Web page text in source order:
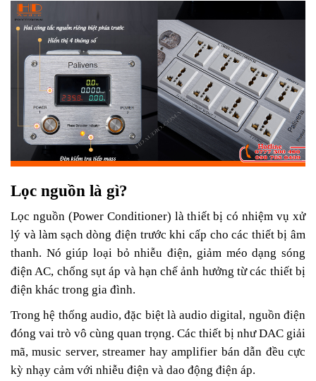
Lọc nguồn là gì?
Lọc nguồn (Power Conditioner) là thiết bị có nhiệm vụ xử
lý và làm sạch dòng điện trước khi cấp cho các thiết bị âm
thanh. Nó giúp loại bỏ nhiễu điện, giảm méo dạng sóng
điện AC, chống sụt áp và hạn chế ảnh hưởng từ các thiết bị
điện khác trong gia đình.
Trong hệ thống audio, đặc biệt là audio digital, nguồn điện
đóng vai trò vô cùng quan trọng. Các thiết bị như DAC giải
mã, music server, streamer hay amplifier bán dẫn đều cực
kỳ nhạy cảm với nhiễu điện và dao động điện áp.